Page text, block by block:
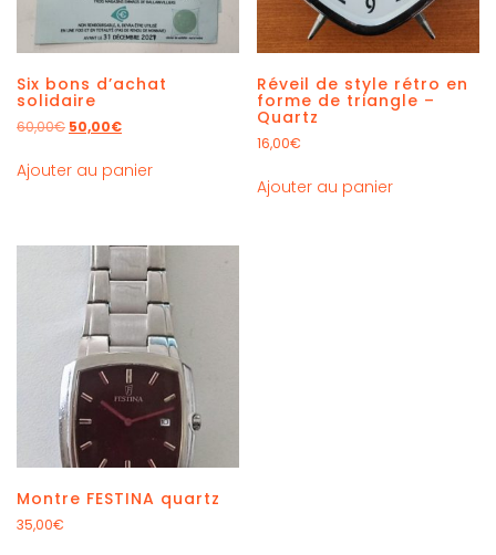
Six bons d’achat
solidaire
60,00€ 50,00€
Ajouter au panier
Réveil de style rétro en
forme de triangle –
Quartz
16,00€
Ajouter au panier
Montre FESTINA quartz
35,00€